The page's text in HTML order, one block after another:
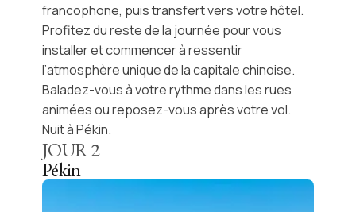
francophone, puis transfert vers votre hôtel.
Profitez du reste de la journée pour vous
installer et commencer à ressentir
l’atmosphère unique de la capitale chinoise.
Baladez-vous à votre rythme dans les rues
animées ou reposez-vous après votre vol.
Nuit à Pékin.
JOUR2
Pékin